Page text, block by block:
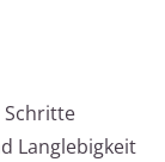
Langlebigkeit